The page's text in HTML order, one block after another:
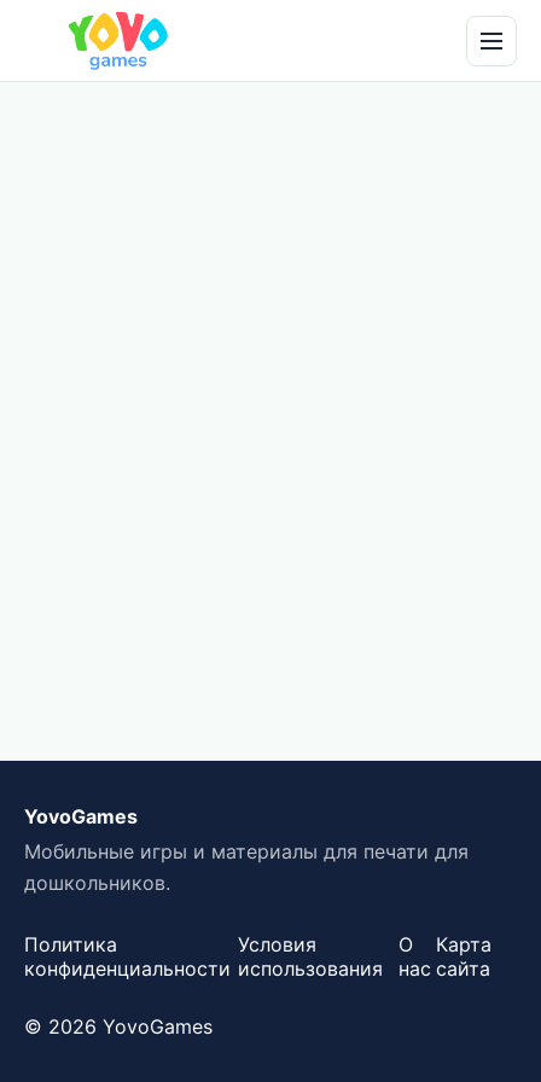
YovoGames
Мобильные игры и материалы для печати для
дошкольников.
Политика
конфиденциальности
Условия
использования
О
нас
Карта
сайта
© 2026 YovoGames